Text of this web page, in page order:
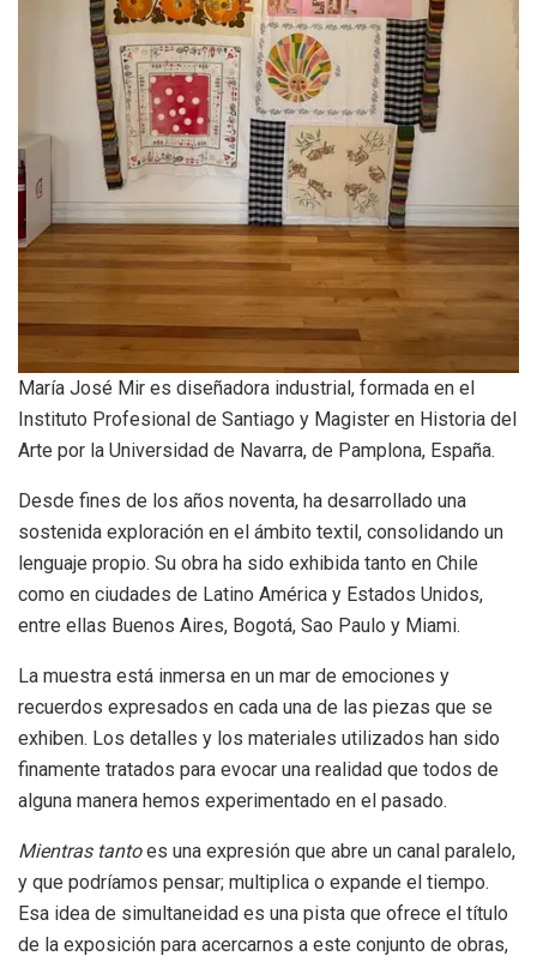
María José Mir es diseñadora industrial, formada en el
Instituto Profesional de Santiago y Magister en Historia del
Arte por la Universidad de Navarra, de Pamplona, España.
Desde fines de los años noventa, ha desarrollado una
sostenida exploración en el ámbito textil, consolidando un
lenguaje propio. Su obra ha sido exhibida tanto en Chile
como en ciudades de Latino América y Estados Unidos,
entre ellas Buenos Aires, Bogotá, Sao Paulo y Miami.
La muestra está inmersa en un mar de emociones y
recuerdos expresados en cada una de las piezas que se
exhiben. Los detalles y los materiales utilizados han sido
finamente tratados para evocar una realidad que todos de
alguna manera hemos experimentado en el pasado.
Mientras tantoes una expresión que abre un canal paralelo,
y que podríamos pensar; multiplica o expande el tiempo.
Esa idea de simultaneidad es una pista que ofrece el título
de la exposición para acercarnos a este conjunto de obras,